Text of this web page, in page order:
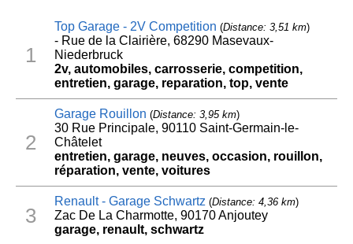
1
Top Garage - 2V Competition (Distance: 3,51 km)
- Rue de la Clairière, 68290 Masevaux-
Niederbruck
2v, automobiles, carrosserie, competition,
entretien, garage, reparation, top, vente
2
Garage Rouillon (Distance: 3,95 km)
30 Rue Principale, 90110 Saint-Germain-le-
Châtelet
entretien, garage, neuves, occasion, rouillon,
réparation, vente, voitures
3
Renault - Garage Schwartz(Distance: 4,36 km)
Zac De La Charmotte, 90170 Anjoutey
garage, renault, schwartz